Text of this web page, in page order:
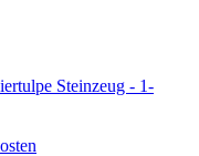
Steinzeug - 1-